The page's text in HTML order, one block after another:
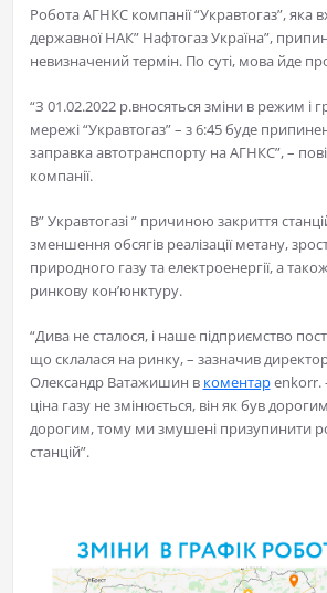
Робота АГНКС компанії “Укравтогаз”, яка
державної НАК” Нафтогаз Україна”,
невизначений термін. По суті, мова йде
“З 01.02.2022 р.вносяться зміни в режим і
мережі “Укравтогаз” – з 6:45 буде
заправка автотранспорту на АГНКС”, –
компанії.
В” Укравтогазі ” причиною закриття
зменшення обсягів реалізації метану,
природного газу та електроенергії, а
ринкову кон’юнктуру.
“Дива не сталося, і наше підприємство
що склалася на ринку, – зазначив
Олександр Ватажишин в коментарenkorr.
ціна газу не змінюється, він як був
дорогим, тому ми змушені призупинити
станцій”.